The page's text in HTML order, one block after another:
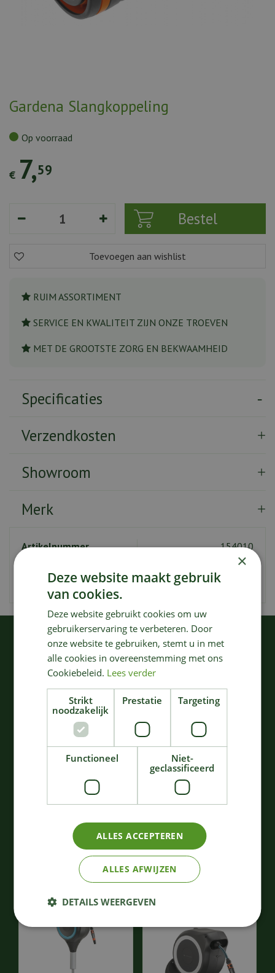
Gardena Slangkoppeling
€ 7,59
Op voorraad
RUIM ASSORTIMENT
SERVICE EN KWALITEIT ZIJN ONZE TROEVEN
MET DE GROOTSTE ZORG EN BEKWAAMHEID
Specificaties
Verzendkosten
Showroom
Merk
Artikelnummer
154010
4078500011808
Gardena
KIJK OOK EENS NAAR:
Wandslangenbox 25
202,99
Bestellen
Slangenwagen/slanghas
€ 66
Bestellen
×
Deze website maakt gebruik
van cookies.
Deze website gebruikt cookies om uw
gebruikerservaring te verbeteren. Door
onze website te gebruiken, stemt u in met
alle cookies in overeenstemming met ons
Cookiebeleid. Lees verder
Strikt
noodzakelijk
Prestatie Targeting
Functioneel
Niet-
geclassificeerd
ALLES ACCEPTEREN
ALLES AFWIJZEN
DETAILS WEERGEVEN